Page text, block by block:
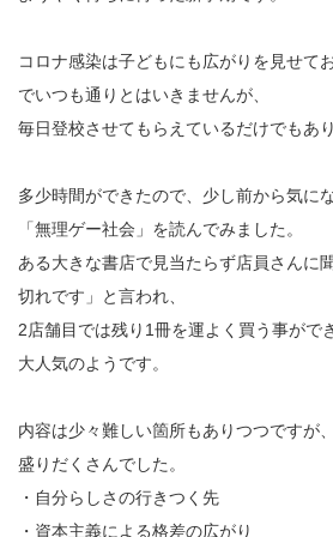
コロナ感染は子どもにも広がりを見せて
でいつも通りとはいきませんが、
毎日登校させてもらえているだけでもあ
多少時間ができたので、少し前から気に
「無理ゲー社会」を読んでみました。
ある大きな書店で見当たらず店員さんに
切れです」と言われ、
2店舗目では残り1冊を運よく買う事がで
大人気のようです。
内容は少々難しい箇所もありつつですが
盛りだくさんでした。
・自分らしさの行きつく先
・資本主義による格差の広がり